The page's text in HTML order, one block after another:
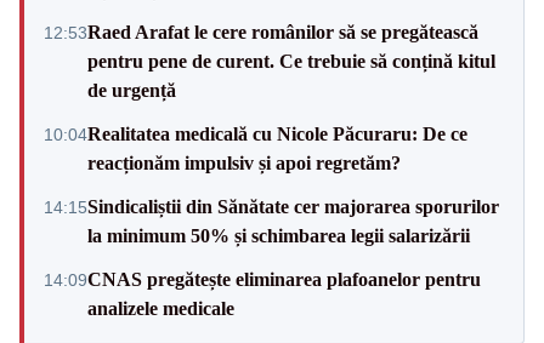
12:53Raed Arafat le cere românilor să se pregătească
pentru pene de curent. Ce trebuie să conțină kitul
de urgență
10:04Realitatea medicală cu Nicole Păcuraru: De ce
reacționăm impulsiv și apoi regretăm?
14:15Sindicaliștii din Sănătate cer majorarea sporurilor
la minimum 50% și schimbarea legii salarizării
14:09CNAS pregătește eliminarea plafoanelor pentru
analizele medicale